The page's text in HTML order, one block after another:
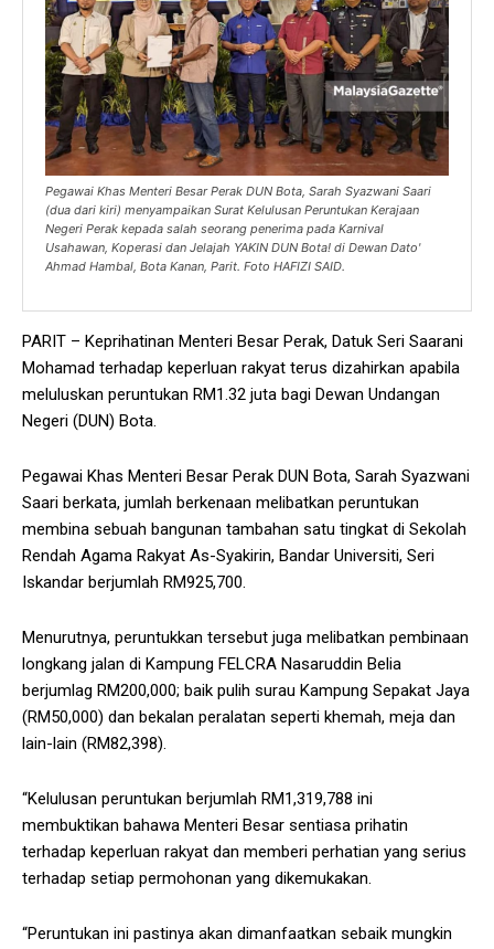
Pegawai Khas Menteri Besar Perak DUN Bota, Sarah Syazwani Saari
(dua dari kiri) menyampaikan Surat Kelulusan Peruntukan Kerajaan
Negeri Perak kepada salah seorang penerima pada Karnival
Usahawan, Koperasi dan Jelajah YAKIN DUN Bota! di Dewan Dato'
Ahmad Hambal, Bota Kanan, Parit. Foto HAFIZI SAID.
PARIT – Keprihatinan Menteri Besar Perak, Datuk Seri Saarani
Mohamad terhadap keperluan rakyat terus dizahirkan apabila
meluluskan peruntukan RM1.32 juta bagi Dewan Undangan
Negeri (DUN) Bota.
Pegawai Khas Menteri Besar Perak DUN Bota, Sarah Syazwani
Saari berkata, jumlah berkenaan melibatkan peruntukan
membina sebuah bangunan tambahan satu tingkat di Sekolah
Rendah Agama Rakyat As-Syakirin, Bandar Universiti, Seri
Iskandar berjumlah RM925,700.
Menurutnya, peruntukkan tersebut juga melibatkan pembinaan
longkang jalan di Kampung FELCRA Nasaruddin Belia
berjumlag RM200,000; baik pulih surau Kampung Sepakat Jaya
(RM50,000) dan bekalan peralatan seperti khemah, meja dan
lain-lain (RM82,398).
“Kelulusan peruntukan berjumlah RM1,319,788 ini
membuktikan bahawa Menteri Besar sentiasa prihatin
terhadap keperluan rakyat dan memberi perhatian yang serius
terhadap setiap permohonan yang dikemukakan.
“Peruntukan ini pastinya akan dimanfaatkan sebaik mungkin